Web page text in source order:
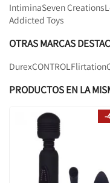
IntiminaSeven Creations
Addicted Toys
OTRAS MARCAS
DurexCONTROL Flirtation
PRODUCTOS EN LA
-